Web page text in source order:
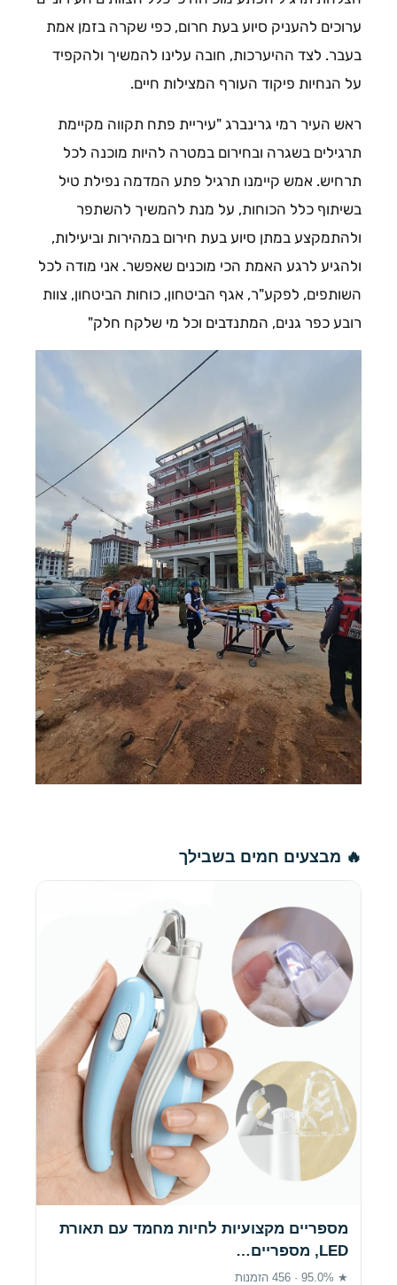
ערוכים להעניק סיוע בעת חרום, כפי שקרה בזמן אמת
בעבר. לצד ההיערכות, חובה עלינו להמשיך ולהקפיד
על הנחיות פיקוד העורף המצילות חיים.
ראש העיר רמי גרינברג "עיריית פתח תקווה מקיימת
תרגילים בשגרה ובחירום במטרה להיות מוכנה לכל
תרחיש. אמש קיימנו תרגיל פתע המדמה נפילת טיל
בשיתוף כלל הכוחות, על מנת להמשיך להשתפר
ולהתמקצע במתן סיוע בעת חירום במהירות וביעילות,
ולהגיע לרגע האמת הכי מוכנים שאפשר. אני מודה לכל
השותפים, לפקע"ר, אגף הביטחון, כוחות הביטחון, צוות
רובע כפר גנים, המתנדבים וכל מי שלקח חלק"
🔥 מבצעים חמים בשבילך
מספריים מקצועיות לחיות מחמד עם תאורת
LED, מספריים…
★ 95.0% · 456 הזמנות